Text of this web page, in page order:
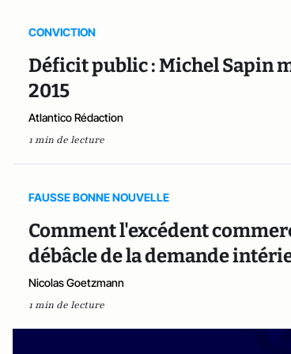
CONVICTION
Déficit public : Michel Sapin
2015
Atlantico Rédaction
1 min de lecture
FAUSSE BONNE NOUVELLE
Comment l'excédent
débâcle de la demande
Nicolas Goetzmann
1 min de lecture